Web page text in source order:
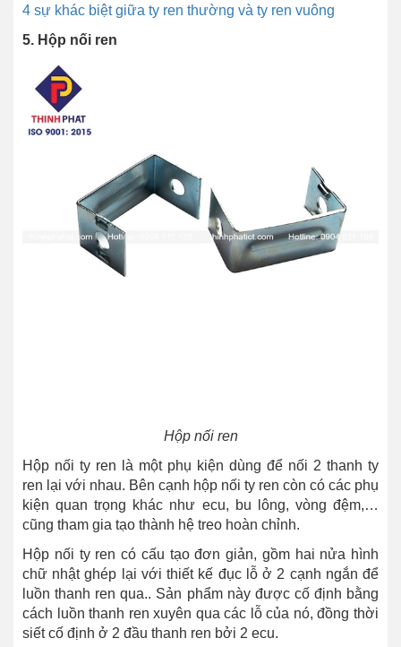
4 sự khác biệt giữa ty ren thường và ty ren vuông
5. Hộp nối ren
Hộp nối ren
Hộp nối ty ren là một phụ kiện dùng để nối 2 thanh ty
ren lại với nhau. Bên cạnh hộp nối ty ren còn có các phụ
kiện quan trọng khác như ecu, bu lông, vòng đệm,…
cũng tham gia tạo thành hệ treo hoàn chỉnh.
Hộp nối ty ren có cấu tạo đơn giản, gồm hai nửa hình
chữ nhật ghép lại với thiết kế đục lỗ ở 2 cạnh ngắn để
luồn thanh ren qua.. Sản phẩm này được cố định bằng
cách luồn thanh ren xuyên qua các lỗ của nó, đồng thời
siết cố định ở 2 đầu thanh ren bởi 2 ecu.